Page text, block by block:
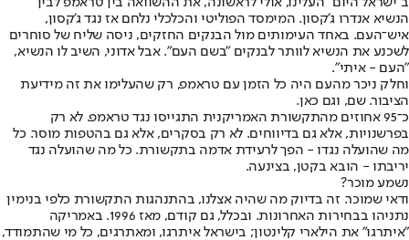
ב"ישראל היום" העלינו, אולי לראשונה, את ההשוואה בין טראמפ לבין
הנשיא אנדרו ג'קסון. המימסד הפוליטי והכלכלי נלחם אז נגד ג'קסון,
איש־העם. באחד העימותים מול הבנקים החזקים, ניסה שליח של סוחרים
לשכנע את הנשיא לוותר לבנקים "בשם העם". אבל אדוני, השיב לו הנשיא,
"העם - איתי".
וחלק ניכר מהעם היה כל הזמן עם טראמפ, רק שהעלימו את זה מידיעת
הציבור. שם, וגם כאן.
כ־95 אחוזים מהתקשורת האמריקנית התגייסו נגד טראמפ. לא רק
בפרשנויות, אלא גם בדיווחים. לא רק בסקרים, אלא גם בהטפות מוסר. כל
מה שהועלה נגדו - הפך לרעידת אדמה בתקשורת. כל מה שהועלה נגד
יריבתו - הובא בקטן, בצינעה.
נשמע מוכר?
ודאי שמוכר. זה בדיוק מה שהיה אצלנו, בהתנהגות התקשורת כלפי בנימין
נתניהו בבחירות האחרונות. ובכלל, גם קודם, מאז 1996. באמריקה
"איתרגו" את הילארי קלינטון; בישראל איתרגו, ומאתרגים, כל מי שהתמודד,